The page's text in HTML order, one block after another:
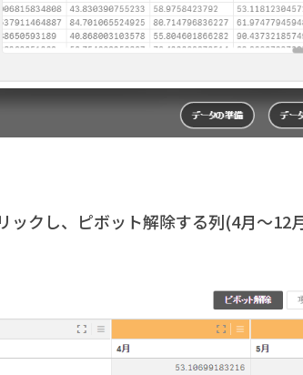
ックし、ピボット解除する列(4月～12